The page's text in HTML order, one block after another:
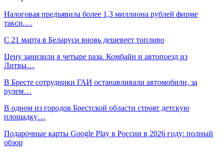
Налоговая предъявила более 1,3 миллиона рублей фирме
такси.…
С 21 марта в Беларуси вновь дешевеет топливо
Цену занизили в четыре раза. Комбайн и автопоезд из
Литвы…
В Бресте сотрудники ГАИ останавливали автомобили, за
рулем…
В одном из городов Брестской области строят детскую
площадку…
Подарочные карты Google Play в России в 2026 году: полный
обзор